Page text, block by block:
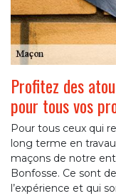
Profitez des
pour tous vos
Pour tous ceux qui
long terme en
maçons de notre
Bonfosse. Ce sont
l’expérience et qui